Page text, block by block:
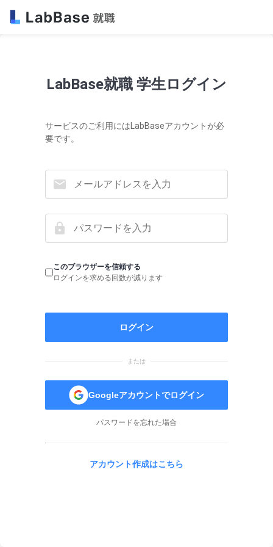
LabBase就職 学生ログイン
サービスのご利用にはLabBaseアカウントが必
要です。
このブラウザーを信頼する
ログインを求める回数が減ります
ログイン
または
Googleアカウントでログイン
パスワードを忘れた場合
アカウント作成はこちら